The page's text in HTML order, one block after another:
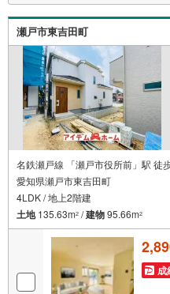
＼瀬戸市安戸町の平屋☆限定1邸/
当日のご来店・ご見学、大歓迎♪
【安心】耐震等級3取得
【品質】設計住宅性能評価書、建設
【充実】駐車2台、WIC、浴室換
■名鉄瀬戸線「瀬戸市役所前」駅
■にじの丘小学校:徒歩31分（約
■にじの丘中学校:徒歩31分（約
＜自己資金0円でも大丈夫！＞
*水曜日も営業しております！
*今から見たい！聞きたい！にスピー
*自己資金なしでも購入出来ます！
*自営業の方・買い替えの方など資
弊社HPにて物件のルームツアー
写真だけでは伝わらない物件の魅力
さらに店内には豊富な物件資料や
瀬戸市東吉田町
名鉄瀬戸線 「瀬戸市役所前」駅 徒
愛知県瀬戸市東吉田町
4LDK / 地上2階建
土地135.63m2 /建物95.66m2
成